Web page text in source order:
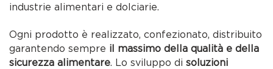
industrie alimentari e dolciarie.
Ogni prodotto è realizzato, confezionato, distribuito
garantendo sempre il massimo della qualità e della
sicurezza alimentare. Lo sviluppo disoluzioni